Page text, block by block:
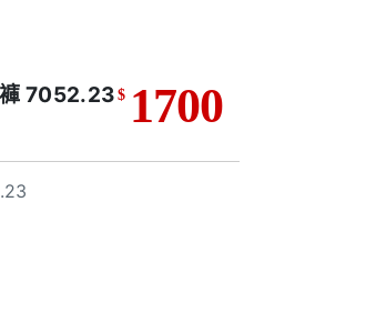
褲 7052.23$ 1700